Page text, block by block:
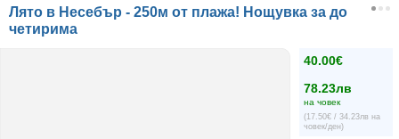
Лято в Несебър - 250м от плажа! Нощувка за до
четирима
40.00€
78.23лв
на човек
(17.50€ / 34.23лв на
човек/ден)